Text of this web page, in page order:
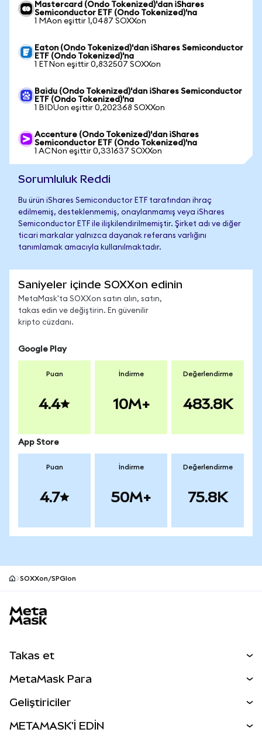
Mastercard (Ondo Tokenized)'dan iShares
Semiconductor ETF (Ondo Tokenized)'na
1 MAon eşittir 1,0487 SOXXon
Eaton (Ondo Tokenized)'dan iShares Semiconductor
ETF (Ondo Tokenized)'na
1 ETNon eşittir 0,832507 SOXXon
Baidu (Ondo Tokenized)'dan iShares Semiconductor
ETF (Ondo Tokenized)'na
1 BIDUon eşittir 0,202368 SOXXon
Accenture (Ondo Tokenized)'dan iShares
Semiconductor ETF (Ondo Tokenized)'na
1 ACNon eşittir 0,331637 SOXXon
Sorumluluk Reddi
Bu ürün iShares Semiconductor ETF tarafından ihraç
edilmemiş, desteklenmemiş, onaylanmamış veya iShares
Semiconductor ETF ile ilişkilendirilmemiştir. Şirket adı ve diğer
ticari markalar yalnızca dayanak referans varlığını
tanımlamak amacıyla kullanılmaktadır.
Saniyeler içinde SOXXon edinin
MetaMask'ta SOXXon satın alın, satın,
takas edin ve değiştirin. En güvenilir
kripto cüzdanı.
Google Play
Puan
4.4
İndirme
10M+
Değerlendirme
483.8K
App Store
Puan
4.7
İndirme
50M+
Değerlendirme
75.8K
SOXXon/SPGIon
Takas et
Perps
RWA'lar
MetaMask Para
Geliştiriciler
METAMASK'İ EDİN